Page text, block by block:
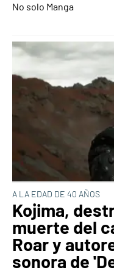
No solo Manga
A LA EDAD DE 40 AÑOS
Kojima,
muerte del
Roar y
sonora de